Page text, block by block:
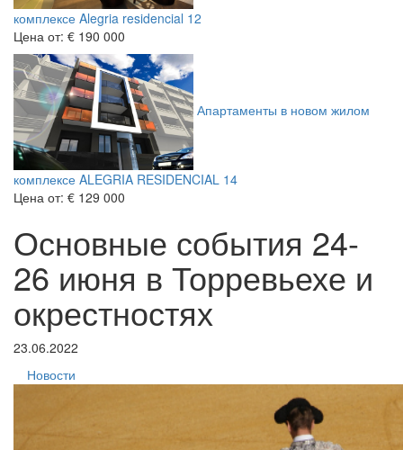
комплексе Alegria residencial 12
Цена от: € 190 000
Апартаменты в новом жилом
комплексе ALEGRIA RESIDENCIAL 14
Цена от: € 129 000
Основные события 24-
26 июня в Торревьехе и
окрестностях
23.06.2022
Новости